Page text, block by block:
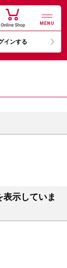
MENU
インする
示していま